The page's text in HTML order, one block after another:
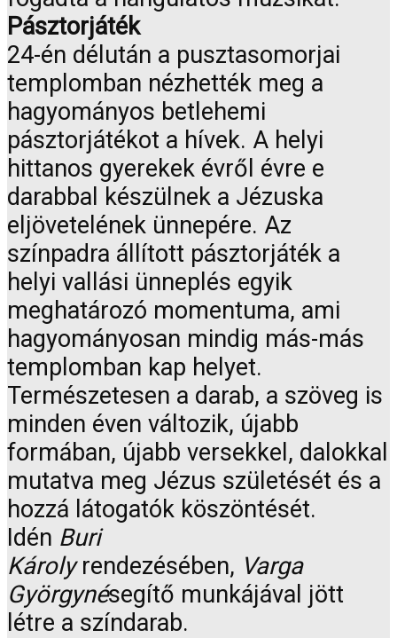
Pásztorjáték
24-én délután a pusztasomorjai
templomban nézhették meg a
hagyományos betlehemi
pásztorjátékot a hívek. A helyi
hittanos gyerekek évről évre e
darabbal készülnek a Jézuska
eljövetelének ünnepére. Az
színpadra állított pásztorjáték a
helyi vallási ünneplés egyik
meghatározó momentuma, ami
hagyományosan mindig más-más
templomban kap helyet.
Természetesen a darab, a szöveg is
minden éven változik, újabb
formában, újabb versekkel, dalokkal
mutatva meg Jézus születését és a
hozzá látogatók köszöntését.
Idén Buri
Károlyrendezésében, Varga
Györgynésegítő munkájával jött
létre a színdarab.